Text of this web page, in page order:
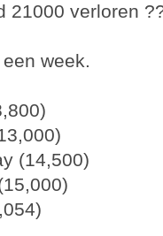
21000 verloren
week.
(14,500)